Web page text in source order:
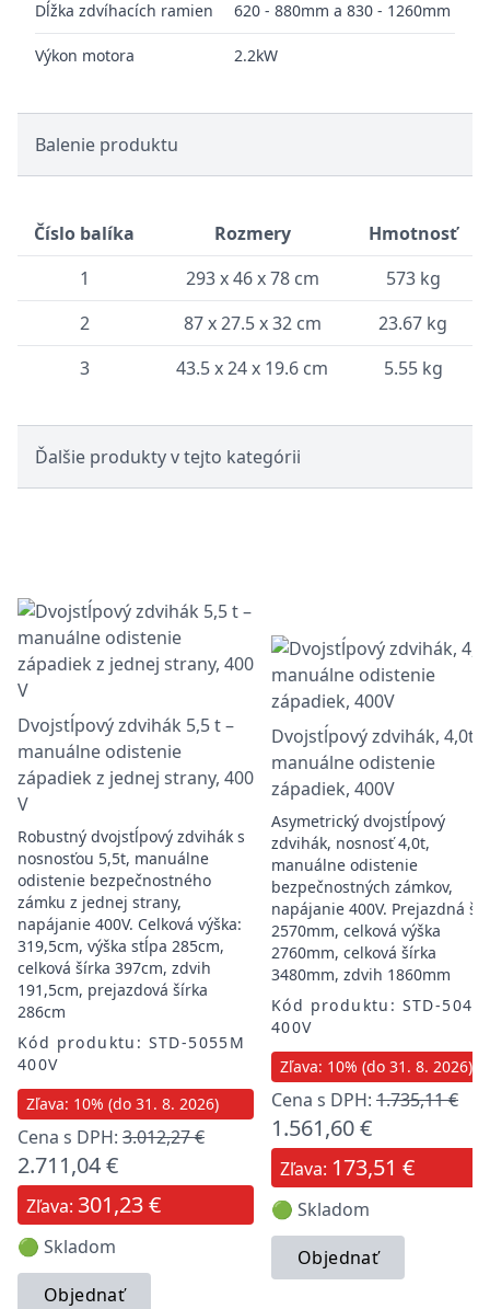
Dĺžka zdvíhacích ramien 620 - 880mm a 830 - 1260mm
Výkon motora 2.2kW
Balenie produktu
Číslo balíka Rozmery
Hmotnosť
1
293 x 46 x 78 cm
573 kg
2
87 x 27.5 x 32 cm
23.67 kg
3
43.5 x 24 x 19.6 cm 5.55 kg
Ďalšie produkty v tejto kategórii
Dvojstĺpový zdvihák 5,5 t –
manuálne odistenie
západiek z jednej strany, 400
V
Robustný dvojstĺpový zdvihák s
nosnosťou 5,5t, manuálne
odistenie bezpečnostného
zámku z jednej strany,
napájanie 400V. Celková výška:
319,5cm, výška stĺpa 285cm,
celková šírka 397cm, zdvih
191,5cm, prejazdová šírka
286cm
Kód produktu: STD-5055M
400V
Zľava: 10% (do 31. 8. 2026)
Cena s DPH: 3.012,27 €
2.711,04 €
Zľava: 301,23 €
🟢 Skladom
Objednať
Dvojstĺpový zdvihák, 4,0t,
manuálne odistenie
západiek, 400V
Asymetrický dvojstĺpový
zdvihák, nosnosť 4,0t,
manuálne odistenie
bezpečnostných zámkov,
napájanie 400V. Prejazdná
2570mm, celková výška
2760mm, celková šírka
3480mm, zdvih 1860mm
Kód produktu: STD-
400V
Zľava: 10% (do 31. 8. 2026)
Cena s DPH: 1.735,11 €
1.561,60 €
Zľava: 173,51 €
🟢 Skladom
Objednať